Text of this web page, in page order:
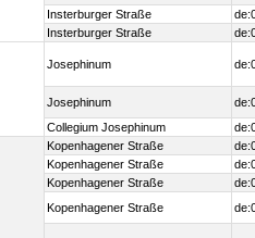
Insterburger Straße
Insterburger Straße
Josephinum
Josephinum
Collegium Josephinum
Kopenhagener Straße
Kopenhagener Straße
Kopenhagener Straße
Kopenhagener Straße